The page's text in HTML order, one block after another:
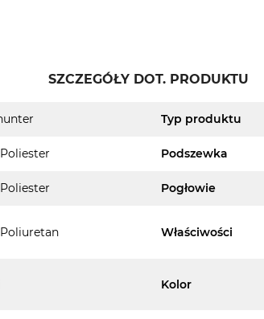
SZCZEGÓŁY DOT. PRODUKTU
Typ produktu
Podszewka
Pogłowie
Poliuretan Właściwości
Kolor